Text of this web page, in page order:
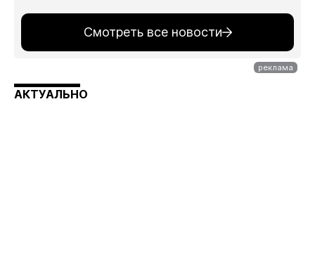
Смотреть все новости
АКТУАЛЬНО